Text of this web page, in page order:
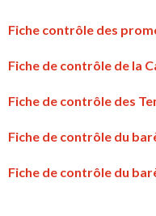
Fiche contrôle des
Fiche de contrôle de la
Fiche de contrôle des
Fiche de contrôle du
Fiche de contrôle du